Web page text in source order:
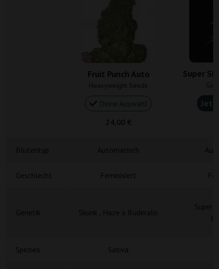
Fruit Punch Auto
Heavyweight Seeds
Super
Geschlecht Feminisiert
Spezies Sativa